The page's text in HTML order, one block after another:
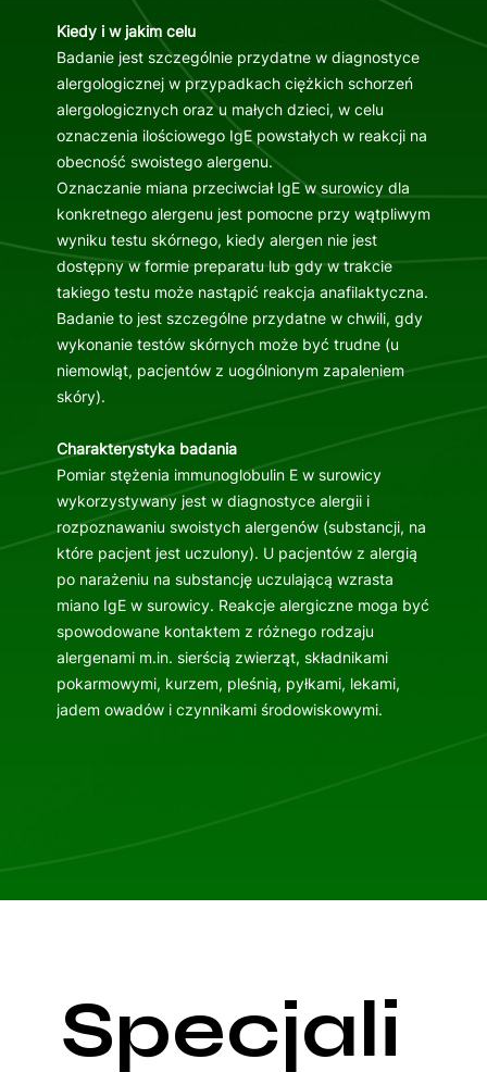
Kiedy i w jakim celu
Badanie jest szczególnie przydatne w diagnostyce
alergologicznej w przypadkach ciężkich schorzeń
alergologicznych oraz u małych dzieci, w celu
oznaczenia ilościowego IgE powstałych w reakcji na
obecność swoistego alergenu.
Oznaczanie miana przeciwciał IgE w surowicy dla
konkretnego alergenu jest pomocne przy wątpliwym
wyniku testu skórnego, kiedy alergen nie jest
dostępny w formie preparatu lub gdy w trakcie
takiego testu może nastąpić reakcja anafilaktyczna.
Badanie to jest szczególne przydatne w chwili, gdy
wykonanie testów skórnych może być trudne (u
niemowląt, pacjentów z uogólnionym zapaleniem
skóry).
Charakterystyka badania
Pomiar stężenia immunoglobulin E w surowicy
wykorzystywany jest w diagnostyce alergii i
rozpoznawaniu swoistych alergenów (substancji, na
które pacjent jest uczulony). U pacjentów z alergią
po narażeniu na substancję uczulającą wzrasta
miano IgE w surowicy. Reakcje alergiczne moga być
spowodowane kontaktem z różnego rodzaju
alergenami m.in. sierścią zwierząt, składnikami
pokarmowymi, kurzem, pleśnią, pyłkami, lekami,
jadem owadów i czynnikami środowiskowymi.
Specjali